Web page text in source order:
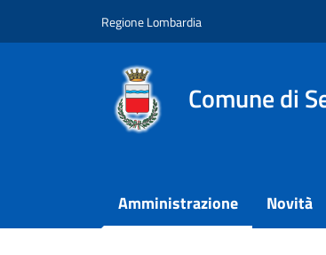
Regione Lombardia
Comune di
Amministrazione Novità